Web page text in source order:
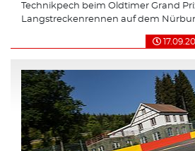
Technikpech beim Oldtimer Grand
Langstreckenrennen auf dem